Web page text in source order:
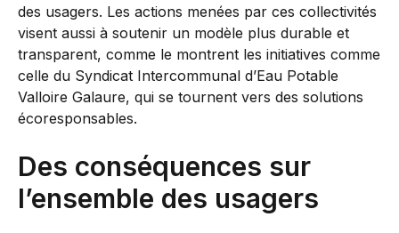
des usagers. Les actions menées par ces collectivités
visent aussi à soutenir un modèle plus durable et
transparent, comme le montrent les initiatives comme
celle du Syndicat Intercommunal d’Eau Potable
Valloire Galaure, qui se tournent vers des solutions
écoresponsables.
Des conséquences sur
l’ensemble des usagers